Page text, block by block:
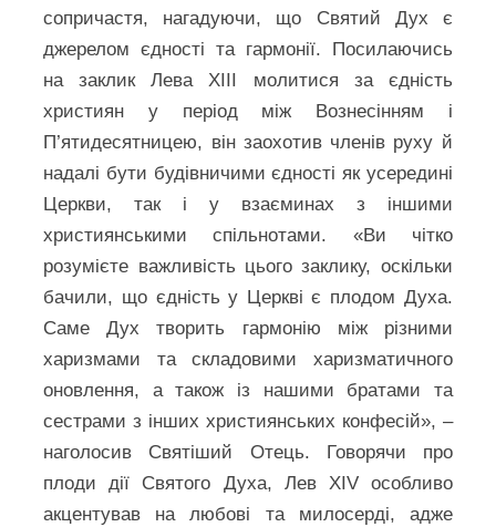
сопричастя, нагадуючи, що Святий Дух є
джерелом єдності та гармонії. Посилаючись
на заклик Лева XIII молитися за єдність
християн у період між Вознесінням і
П’ятидесятницею, він заохотив членів руху й
надалі бути будівничими єдності як усередині
Церкви, так і у взаєминах з іншими
християнськими спільнотами. «Ви чітко
розумієте важливість цього заклику, оскільки
бачили, що єдність у Церкві є плодом Духа.
Саме Дух творить гармонію між різними
харизмами та складовими харизматичного
оновлення, а також із нашими братами та
сестрами з інших християнських конфесій», –
наголосив Святіший Отець. Говорячи про
плоди дії Святого Духа, Лев XIV особливо
акцентував на любові та милосерді, адже